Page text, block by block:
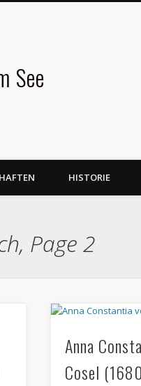
See
HISTORIE
Page 2
Anna
Cosel